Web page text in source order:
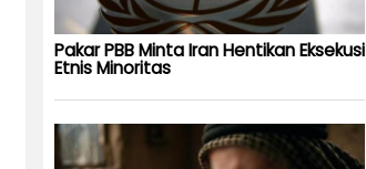
Pakar PBB Minta Iran Hentikan Eksekusi
Etnis Minoritas